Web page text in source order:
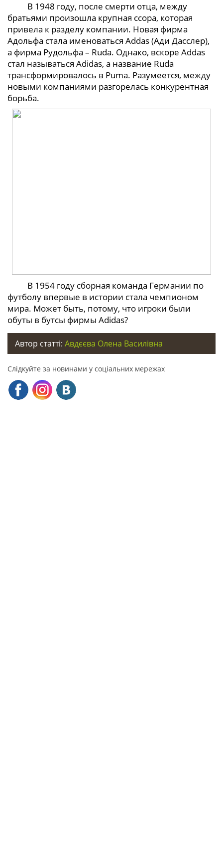
В 1948 году, после смерти отца, между
братьями произошла крупная ссора, которая
привела к разделу компании. Новая фирма
Адольфа стала именоваться Addas (Ади Дасслер),
а фирма Рудольфа – Ruda. Однако, вскоре Addas
стал называться Adidas, а название Ruda
трансформировалось в Puma. Разумеется, между
новыми компаниями разгорелась конкурентная
борьба.
В 1954 году сборная команда Германии по
футболу впервые в истории стала чемпионом
мира. Может быть, потому, что игроки были
обуты в бутсы фирмы Adidas?
Автор статті: Авдєєва Олена Василівна
Слідкуйте за новинами у соціальних мережах